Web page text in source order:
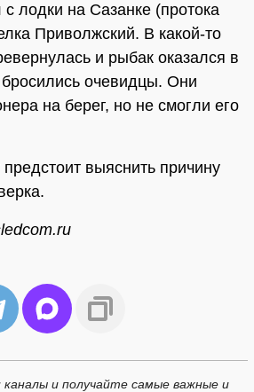
лодки на Сазанке (протока
Приволжский. В какой-то
и рыбак оказался в
очевидцы. Они
на берег, но не смогли его
выяснить причину
и получайте самые важные и